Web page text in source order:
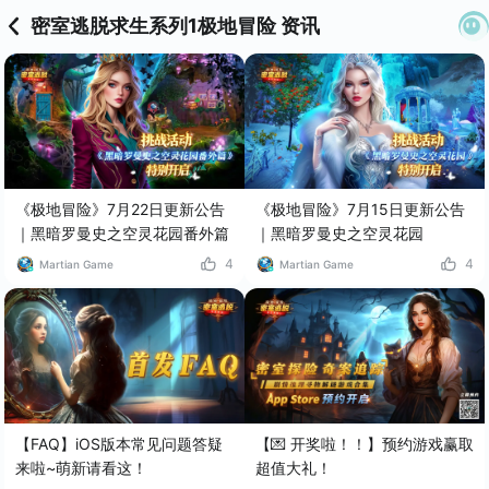
密室逃脱求生系列1极地冒险 资讯
《极地冒险》7月22日更新公告
｜黑暗罗曼史之空灵花园番外篇
Martian Game 4
【FAQ】iOS版本常见问题答疑
来啦~萌新请看这！
《极地冒险》7月15日更新公告
｜黑暗罗曼史之空灵花园
Martian Game 4
【💌 开奖啦！！】预约游戏赢取
超值大礼！